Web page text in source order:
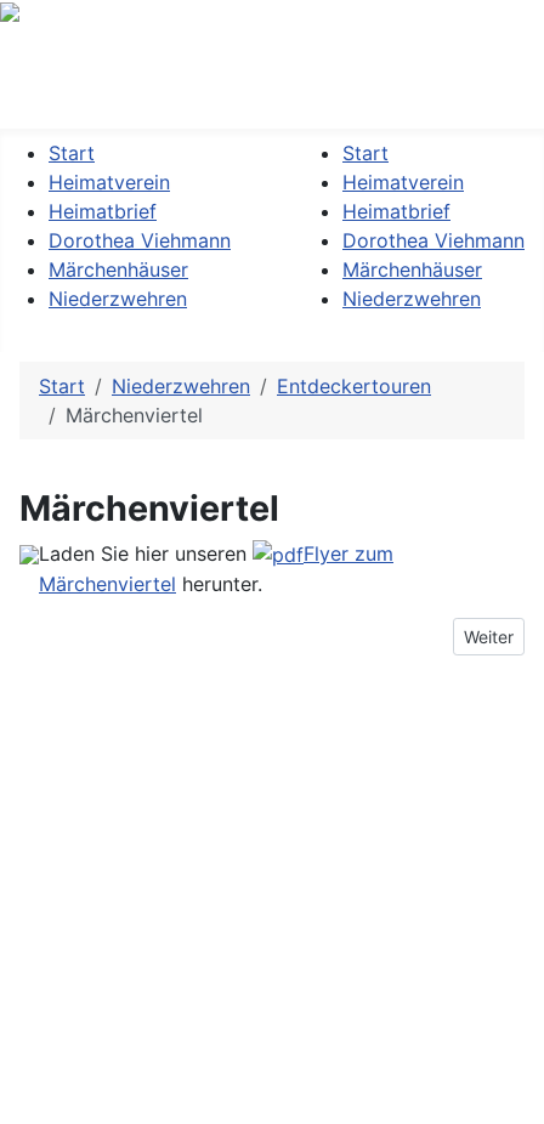
Start
Heimatverein
Heimatbrief
Dorothea Viehmann
Märchenhäuser
Niederzwehren
Start
Heimatverein
Heimatbrief
Dorothea Viehmann
Märchenhäuser
Niederzwehren
Start Niederzwehren
Entdeckertouren
Märchenviertel
Märchenviertel
Laden Sie hier unseren
Flyer zum
Märchenviertel herunter.
Nächster
Weiter